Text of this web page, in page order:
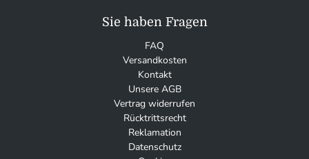
Sie haben Fragen
FAQ
Versandkosten
Kontakt
Unsere AGB
Vertrag widerrufen
Rücktrittsrecht
Reklamation
Datenschutz